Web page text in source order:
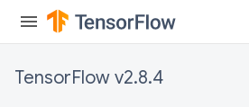
TensorFlow v2.8.4